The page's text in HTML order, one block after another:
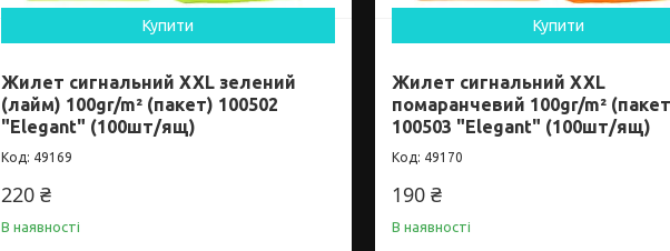
Купити
Жилет сигнальний XXL зелений
(лайм) 100gr/m² (пакет) 100502
"Elegant" (100шт/ящ)
49169
220 ₴
В наявності
Купити
Жилет сигнальний XXL
помаранчевий 100gr/m²
100503 "Elegant" (100шт/ящ)
49170
190 ₴
В наявності